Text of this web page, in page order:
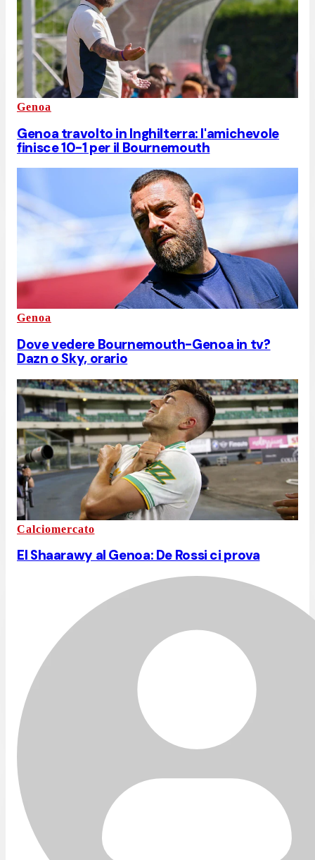
Genoa
Genoa travolto in Inghilterra: l'amichevole
finisce 10-1 per il Bournemouth
Genoa
Dove vedere Bournemouth-Genoa in tv?
Dazn o Sky, orario
Calciomercato
El Shaarawy al Genoa: De Rossi ci prova